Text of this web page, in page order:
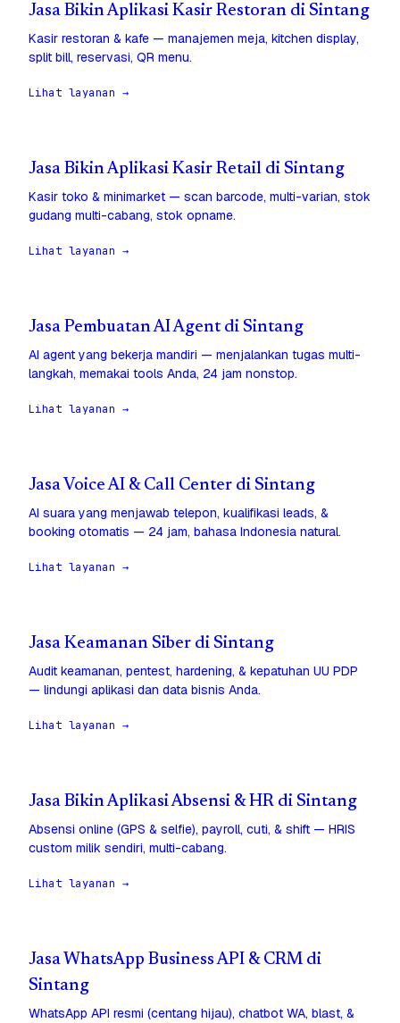
Jasa Bikin Aplikasi Kasir Restoran di Sintang
Kasir restoran & kafe — manajemen meja, kitchen display,
split bill, reservasi, QR menu.
Lihat layanan →
Jasa Bikin Aplikasi Kasir Retail di Sintang
Kasir toko & minimarket — scan barcode, multi-varian, stok
gudang multi-cabang, stok opname.
Lihat layanan →
Jasa Pembuatan AI Agent di Sintang
AI agent yang bekerja mandiri — menjalankan tugas multi-
langkah, memakai tools Anda, 24 jam nonstop.
Lihat layanan →
Jasa Voice AI & Call Center di Sintang
AI suara yang menjawab telepon, kualifikasi leads, &
booking otomatis — 24 jam, bahasa Indonesia natural.
Lihat layanan →
Jasa Keamanan Siber di Sintang
Audit keamanan, pentest, hardening, & kepatuhan UU PDP
— lindungi aplikasi dan data bisnis Anda.
Lihat layanan →
Jasa Bikin Aplikasi Absensi & HR di Sintang
Absensi online (GPS & selfie), payroll, cuti, & shift — HRIS
custom milik sendiri, multi-cabang.
Lihat layanan →
Jasa WhatsApp Business API & CRM di
Sintang
WhatsApp API resmi (centang hijau), chatbot WA, blast, &